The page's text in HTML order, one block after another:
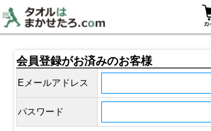
会員登録がお済みのお客様
Eメールアドレス
パスワード